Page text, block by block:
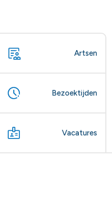
Artsen
Bezoektijden
Vacatures